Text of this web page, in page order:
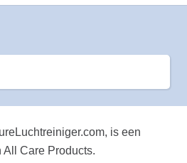
is een
Care Products.